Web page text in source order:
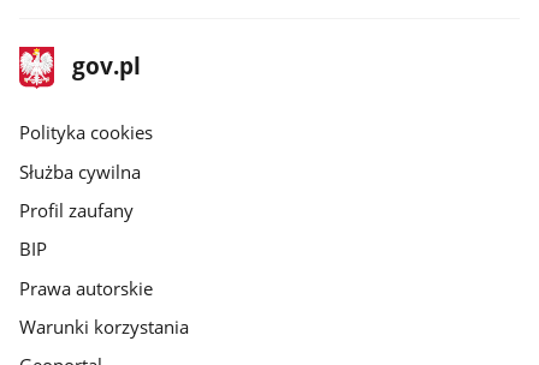
stopka
gov.pl
Strona
gov.pl
gov.pl
Polityka cookies
Służba cywilna
Profil zaufany
BIP
Prawa autorskie
Warunki korzystania